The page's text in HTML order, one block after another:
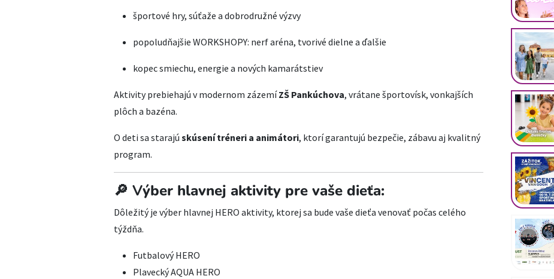
športové hry, súťaže a dobrodružné výzvy
popoludňajšie WORKSHOPY: nerf aréna, tvorivé dielne a ďalšie
kopec smiechu, energie a nových kamarátstiev
Aktivity prebiehajú v modernom zázemíZŠ Pankúchova, vrátane športovísk, vonkajších
plôch a bazéna.
O deti sa starajú skúsení tréneri a animátori, ktorí garantujú bezpečie, zábavu aj kvalitný
program.
🔎 Výber hlavnej aktivity pre vaše dieťa:
Dôležitý je výber hlavnej HERO aktivity, ktorej sa bude vaše dieťa venovať počas celého
týždňa.
Futbalový HERO
Plavecký AQUA HERO